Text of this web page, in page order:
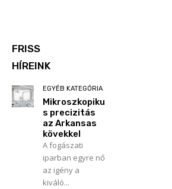
FRISS
HÍREINK
EGYÉB KATEGÓRIA
Mikroszkopiku
s precizitás
az Arkansas
kövekkel
A fogászati
iparban egyre nő
az igény a
kiváló...